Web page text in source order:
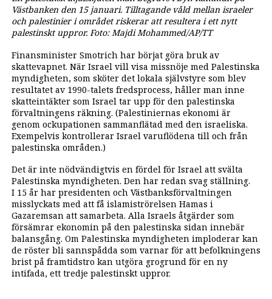
Västbanken den 15 januari. Tilltagande våld mellan israeler
och palestinier i området riskerar att resultera i ett nytt
palestinskt uppror. Foto: Majdi Mohammed/AP/TT
Finansminister Smotrich har börjat göra bruk av
skattevapnet. När Israel vill visa missnöje med Palestinska
myndigheten, som sköter det lokala självstyre som blev
resultatet av 1990-talets fredsprocess, håller man inne
skatteintäkter som Israel tar upp för den palestinska
förvaltningens räkning. (Palestiniernas ekonomi är
genom ockupationen sammanflätad med den israeliska.
Exempelvis kontrollerar Israel varuflödena till och från
palestinska områden.)
Det är inte nödvändigtvis en fördel för Israel att svälta
Palestinska myndigheten. Den har redan svag ställning.
I 15 år har presidenten och Västbanksförvaltningen
misslyckats med att få islamiströrelsen Hamas i
Gazaremsan att samarbeta. Alla Israels åtgärder som
försämrar ekonomin på den palestinska sidan innebär
balansgång. Om Palestinska myndigheten imploderar kan
de röster bli sannspådda som varnar för att befolkningens
brist på framtidstro kan utgöra grogrund för en ny
intifada, ett tredje palestinskt uppror.